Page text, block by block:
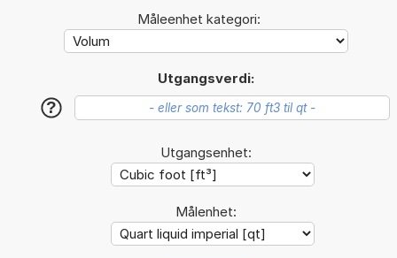
Måleenhet kategori:
Utgangsverdi:
?
Utgangsenhet:
Målenhet: